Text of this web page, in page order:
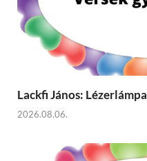
Lackfi János: Lézerlámpa
2026.08.06.